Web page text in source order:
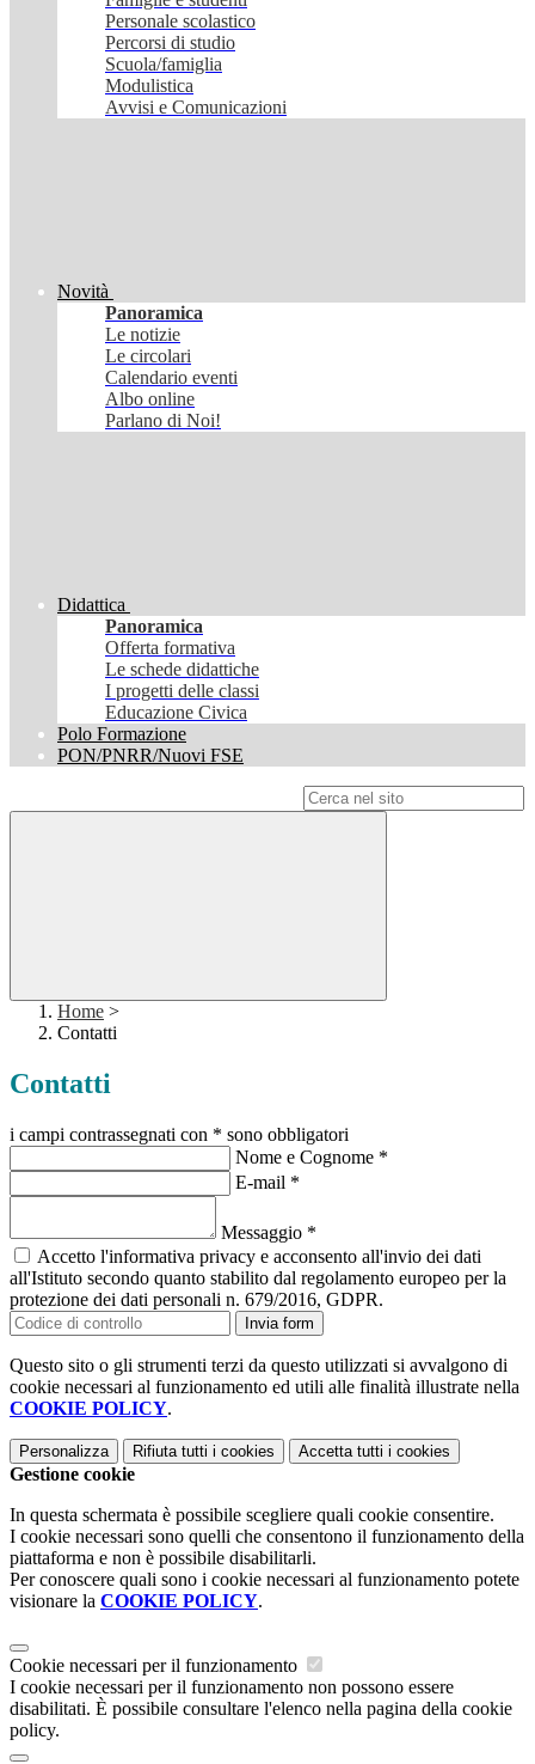
Personale scolastico
Percorsi di studio
Scuola/famiglia
Modulistica
Avvisi e Comunicazioni
Novità
Panoramica
Le notizie
Le circolari
Calendario eventi
Albo online
Parlano di Noi!
Didattica
Panoramica
Offerta formativa
Le schede didattiche
I progetti delle classi
Educazione Civica
Polo Formazione
PON/PNRR/Nuovi FSE
Home >
Contatti
Contatti
i campi contrassegnati con * sono obbligatori
Nome e Cognome *
E-mail *
Messaggio *
Accetto l'informativa privacy e acconsento all'invio dei dati
all'Istituto secondo quanto stabilito dal regolamento europeo per la
protezione dei dati personali n. 679/2016, GDPR.
Invia form
Questo sito o gli strumenti terzi da questo utilizzati si avvalgono di
cookie necessari al funzionamento ed utili alle finalità illustrate nella
COOKIE POLICY.
Personalizza Rifiuta tutti i cookies Accetta tutti i cookies
Gestione cookie
In questa schermata è possibile scegliere quali cookie consentire.
I cookie necessari sono quelli che consentono il funzionamento della
piattaforma e non è possibile disabilitarli.
Per conoscere quali sono i cookie necessari al funzionamento potete
visionare la COOKIE POLICY.
Cookie necessari per il funzionamento
I cookie necessari per il funzionamento non possono essere
disabilitati. È possibile consultare l'elenco nella pagina della cookie
policy.